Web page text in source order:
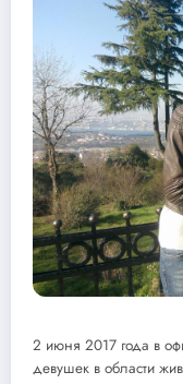
2 июня 2017 года в
девушек в области